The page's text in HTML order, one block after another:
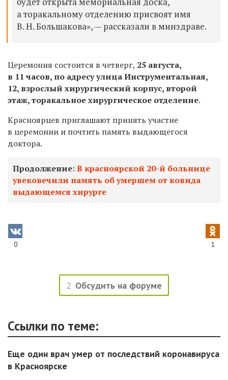
а торакальному отделению присвоят имя
В. Н. Большакова», — рассказали в минздраве.
Церемония состоится в четверг, 25 августа,
в 11 часов, по адресу улица Инструментальная,
12, взрослый хирургический корпус, второй
этаж, торакальное хирургическое отделение.
Красноярцев приглашают принять участие
в церемонии и почтить память выдающегося
доктора.
Продолжение:В красноярской 20-й больнице
увековечили память об умершем от ковида
выдающемся хирурге
0 1
2 Обсудить на форуме
Ссылки по теме:
Еще один врач умер от последствий коронавируса
в Красноярске